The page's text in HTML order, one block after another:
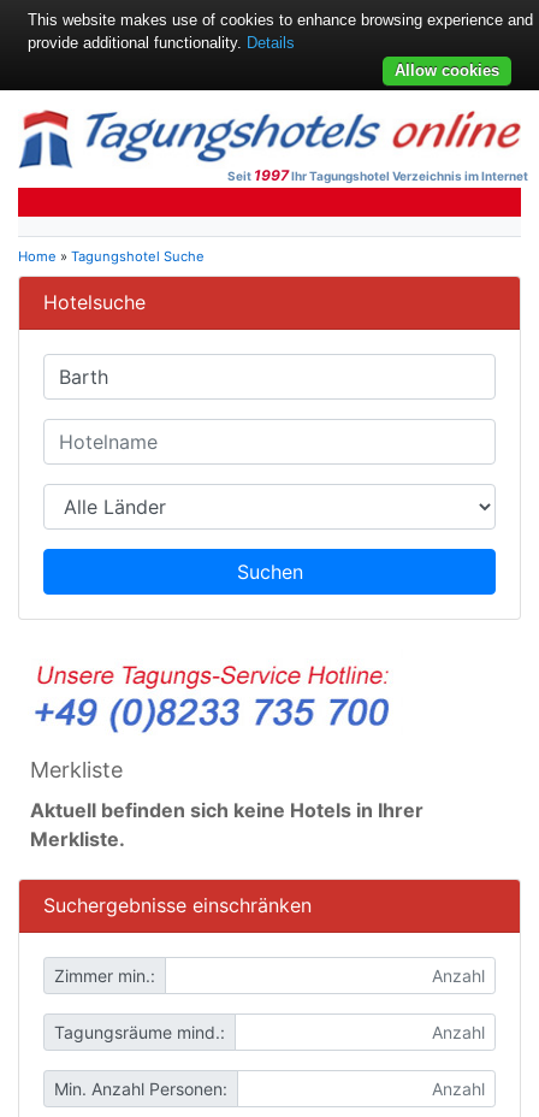
Seit 1997Ihr Tagungshotel Verzeichnis im Internet
Home » Tagungshotel Suche
Hotelsuche
Suchen
Merkliste
Aktuell befinden sich keine Hotels in Ihrer
Merkliste.
Suchergebnisse einschränken
Zimmer min.:
Tagungsräume mind.:
Min. Anzahl Personen:
This website makes use of cookies to enhance browsing experience and
provide additional functionality. Details
Allow cookies